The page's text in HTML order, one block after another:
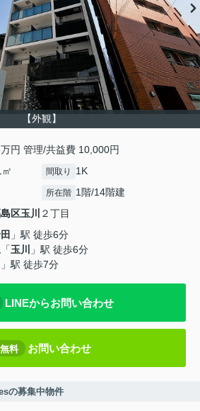
【外観】
円 管理/共益費 10,000円
間取り 1K
所在階 1階/14階建
区玉川 ２丁目
」駅 徒歩6分
「玉川
」駅 徒歩6分
」駅 徒歩7分
LINEからお問い合わせ
無料 お問い合わせ
の募集中物件